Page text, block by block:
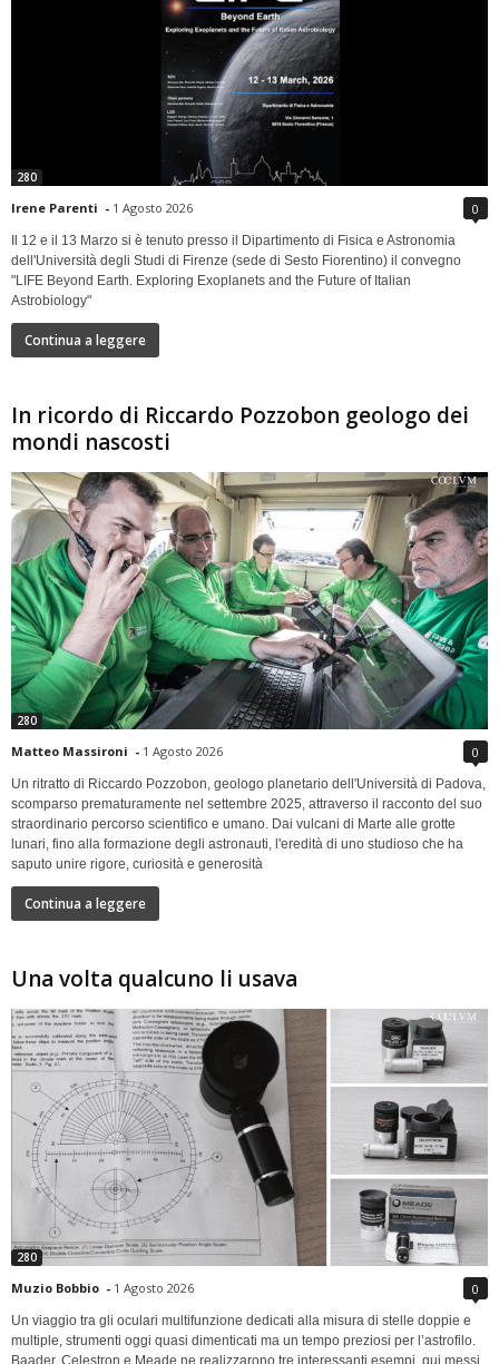
280
Irene Parenti - 1 Agosto 2026 0
Il 12 e il 13 Marzo si è tenuto presso il Dipartimento di Fisica e Astronomia
dell'Università degli Studi di Firenze (sede di Sesto Fiorentino) il convegno
"LIFE Beyond Earth. Exploring Exoplanets and the Future of Italian
Astrobiology"
Continua a leggere
In ricordo di Riccardo Pozzobon geologo dei
mondi nascosti
280
Matteo Massironi - 1 Agosto 2026 0
Un ritratto di Riccardo Pozzobon, geologo planetario dell'Università di Padova,
scomparso prematuramente nel settembre 2025, attraverso il racconto del suo
straordinario percorso scientifico e umano. Dai vulcani di Marte alle grotte
lunari, fino alla formazione degli astronauti, l'eredità di uno studioso che ha
saputo unire rigore, curiosità e generosità
Continua a leggere
Una volta qualcuno li usava
280
Muzio Bobbio - 1 Agosto 2026 0
Un viaggio tra gli oculari multifunzione dedicati alla misura di stelle doppie e
multiple, strumenti oggi quasi dimenticati ma un tempo preziosi per l’astrofilo.